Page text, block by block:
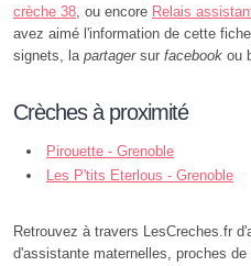
crèche 38, ou encore Relais
avez aimé l'information de cette
signets, la partagersur facebook ou
Crèches à proximité
Pirouette - Grenoble
Les P'tits Eterlous - Grenoble
Retrouvez à travers LesCreches.fr
d'assistante maternelles, proches de